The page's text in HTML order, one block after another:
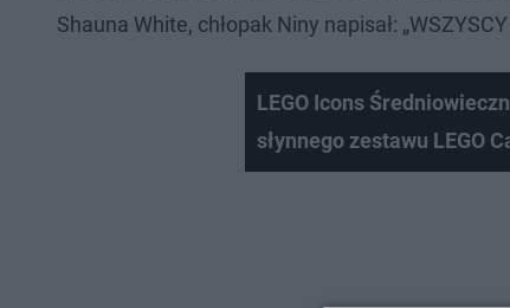
Shauna White, chłopak Niny napisał:
LEGO Icons
słynnego zestawu LEGO